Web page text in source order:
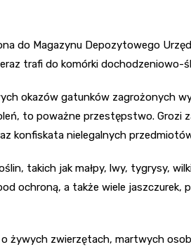
do Magazynu Depozytowego
trafi do komórki dochodzeniowo-
okazów gatunków zagrożonych
to poważne przestępstwo. Grozi
konfiskata nielegalnych
takich jak małpy, lwy, tygrysy,
ochroną, a także wiele jaszczurek,
żywych zwierzętach, martwych